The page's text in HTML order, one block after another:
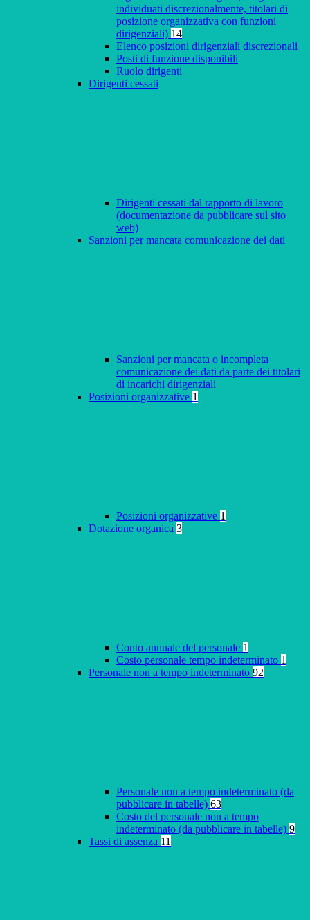
individuati discrezionalmente, titolari di
posizione organizzativa con funzioni
dirigenziali) 14
Elenco posizioni dirigenziali discrezionali
Posti di funzione disponibili
Ruolo dirigenti
Dirigenti cessati
Dirigenti cessati dal rapporto di lavoro
(documentazione da pubblicare sul sito
web)
Sanzioni per mancata comunicazione dei dati
Sanzioni per mancata o incompleta
comunicazione dei dati da parte dei titolari
di incarichi dirigenziali
Posizioni organizzative 1
Posizioni organizzative 1
Dotazione organica 3
Conto annuale del personale 1
Costo personale tempo indeterminato 1
Personale non a tempo indeterminato 92
Personale non a tempo indeterminato (da
pubblicare in tabelle) 63
Costo del personale non a tempo
indeterminato (da pubblicare in tabelle) 9
Tassi di assenza 11